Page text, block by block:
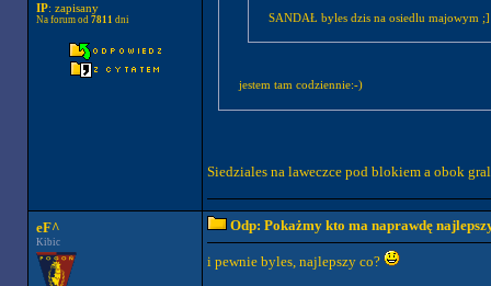
IP: zapisany
Na forum od 7811 dni SANDAŁ byles dzis na osiedlu majowym ;]
jestem tam codziennie:-)
Siedziales na laweczce pod blokiem a obok
eF^
Kibic
Odp: Pokażmy kto ma naprawdę
i pewnie byles, najlepszy co?